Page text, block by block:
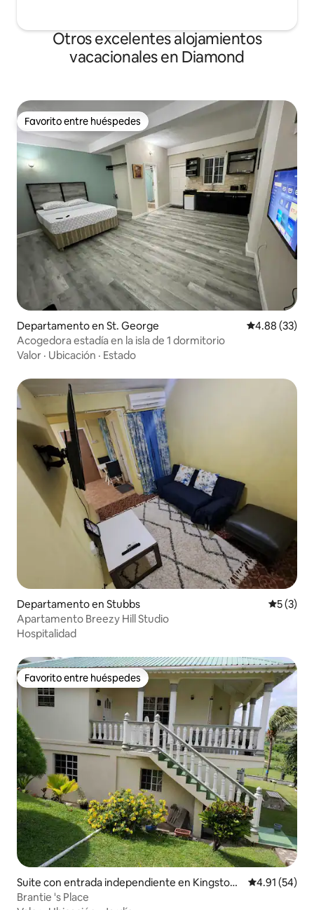
Otros excelentes alojamientos
vacacionales en Diamond
Favorito entre huéspedes
Favorito entre huéspedes
Departamento en St. George Calificación
4.88 (33)
Acogedora estadía en la isla de 1 dormitorio
Valor · Ubicación · Estado
Departamento en Stubbs
5 (3)
Apartamento Breezy Hill Studio
Hospitalidad
Favorito entre huéspedes
Favorito entre huéspedes
Suite con entrada independiente en Kingstow
n P.O. Box 2320 St Vincent West Indies
Calificación
4.91 (54)
Brantie 's Place